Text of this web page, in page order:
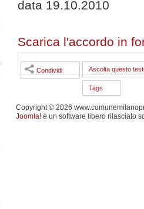
data 19.10.2010
Scarica l'accordo in
Condividi Ascolta questo
Tags
Copyright © 2026
Joomla! è un software libero rilasciato